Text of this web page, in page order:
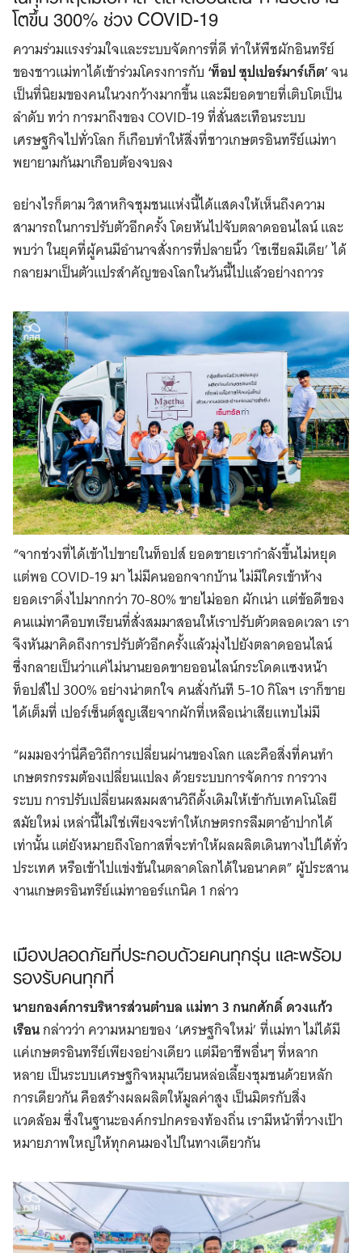
โตขึ้น 300% ช่วง COVID-19
ความร่วมแรงร่วมใจและระบบจัดการที่ดี ทำให้พืชผักอินทรีย์
ของชาวแม่ทาได้เข้าร่วมโครงการกับ ‘ท็อป ซุปเปอร์มาร์เก็ต’จน
เป็นที่นิยมของคนในวงกว้างมากขึ้น และมียอดขายที่เติบโตเป็น
ลำดับ ทว่า การมาถึงของ COVID-19 ที่สั่นสะเทือนระบบ
เศรษฐกิจไปทั่วโลก ก็เกือบทำให้สิ่งที่ชาวเกษตรอินทรีย์แม่ทา
พยายามกันมาเกือบต้องจบลง
อย่างไรก็ตาม วิสาหกิจชุมชนแห่งนี้ได้แสดงให้เห็นถึงความ
สามารถในการปรับตัวอีกครั้ง โดยหันไปจับตลาดออนไลน์ และ
พบว่า ในยุคที่ผู้คนมีอำนาจสั่งการที่ปลายนิ้ว ‘โซเชียลมีเดีย’ ได้
กลายมาเป็นตัวแปรสำคัญของโลกในวันนี้ไปแล้วอย่างถาวร
“จากช่วงที่ได้เข้าไปขายในท็อปส์ ยอดขายเรากำลังขึ้นไม่หยุด
แต่พอ COVID-19 มา ไม่มีคนออกจากบ้าน ไม่มีใครเข้าห้าง
ยอดเราดิ่งไปมากกว่า 70-80% ขายไม่ออก ผักเน่า แต่ข้อดีของ
คนแม่ทาคือบทเรียนที่สั่งสมมาสอนให้เราปรับตัวตลอดเวลา เรา
จึงหันมาคิดถึงการปรับตัวอีกครั้งแล้วมุ่งไปยังตลาดออนไลน์
ซึ่งกลายเป็นว่าแค่ไม่นานยอดขายออนไลน์กระโดดแซงหน้า
ท็อปส์ไป 300% อย่างน่าตกใจ คนสั่งกันที 5-10 กิโลฯ เราก็ขาย
ได้เต็มที่ เปอร์เซ็นต์สูญเสียจากผักที่เหลือเน่าเสียแทบไม่มี
“ผมมองว่านี่คือวิถีการเปลี่ยนผ่านของโลก และคือสิ่งที่คนทำ
เกษตรกรรมต้องเปลี่ยนแปลง ด้วยระบบการจัดการ การวาง
ระบบ การปรับเปลี่ยนผสมผสานวิถีดั้งเดิมให้เข้ากับเทคโนโลยี
สมัยใหม่ เหล่านี้ไม่ใช่เพียงจะทำให้เกษตรกรลืมตาอ้าปากได้
เท่านั้น แต่ยังหมายถึงโอกาสที่จะทำให้ผลผลิตเดินทางไปได้ทั่ว
ประเทศ หรือเข้าไปแข่งขันในตลาดโลกได้ในอนาคต” ผู้ประสาน
งานเกษตรอินทรีย์แม่ทาออร์แกนิค 1 กล่าว
เมืองปลอดภัยที่ประกอบด้วยคนทุกรุ่น และพร้อม
รองรับคนทุกที่
นายกองค์การบริหารส่วนตำบล แม่ทา 3 กนกศักดิ์ ดวงแก้ว
เรือนกล่าวว่า ความหมายของ ‘เศรษฐกิจใหม่’ ที่แม่ทา ไม่ได้มี
แค่เกษตรอินทรีย์เพียงอย่างเดียว แต่มีอาชีพอื่นๆ ที่หลาก
หลาย เป็นระบบเศรษฐกิจหมุนเวียนหล่อเลี้ยงชุมชนด้วยหลัก
การเดียวกัน คือสร้างผลผลิตให้มูลค่าสูง เป็นมิตรกับสิ่ง
แวดล้อม ซึ่งในฐานะองค์กรปกครองท้องถิ่น เรามีหน้าที่วางเป้า
หมายภาพใหญ่ให้ทุกคนมองไปในทางเดียวกัน